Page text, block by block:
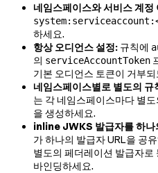
네임스페이스와 서비스 계정
하세요.
항상 오디언스 설정: 규칙에
의 serviceAccountToken
기본 오디언스 토큰이 거부
네임스페이스별로 별도의 규
는 각 네임스페이스마다 별
을 생성하세요.
inline JWKS 발급자를 하나
가 하나의 발급자 URL을 공
별도의 페더레이션 발급자
바인딩하세요.